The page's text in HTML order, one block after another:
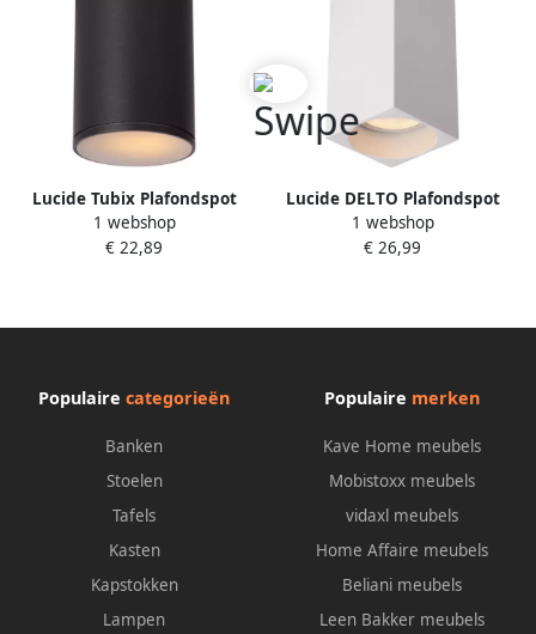
Lucide Tubix Plafondspot
Buiten Ø 10 8 Cm Ip54 Zwart
1 webshop
€ 22,89
Lucide DELTO Plafondspot
LED Dim to warm GU10 1x5W
2200K 3000K Wit
1 webshop
€ 26,99
Populaire categorieën
Banken
Stoelen
Tafels
Kasten
Kapstokken
Lampen
Populaire merken
Kave Home meubels
Mobistoxx meubels
vidaxl meubels
Home Affaire meubels
Beliani meubels
Leen Bakker meubels